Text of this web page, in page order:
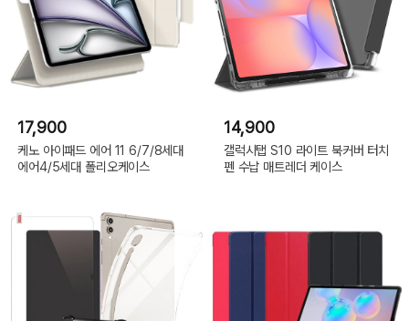
17,900
케노 아이패드 에어 11 6/7/8세대
에어4/5세대 폴리오케이스
14,900
갤럭시탭 S10 라이트 북커버 터치
펜 수납 매트레더 케이스